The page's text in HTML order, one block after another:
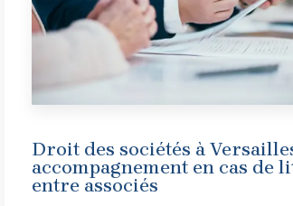
Droit des sociétés à
accompagnement en cas de
entre associés